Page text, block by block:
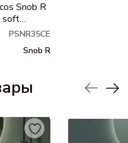
Snob R
soft
PSNR35CE
Snob R